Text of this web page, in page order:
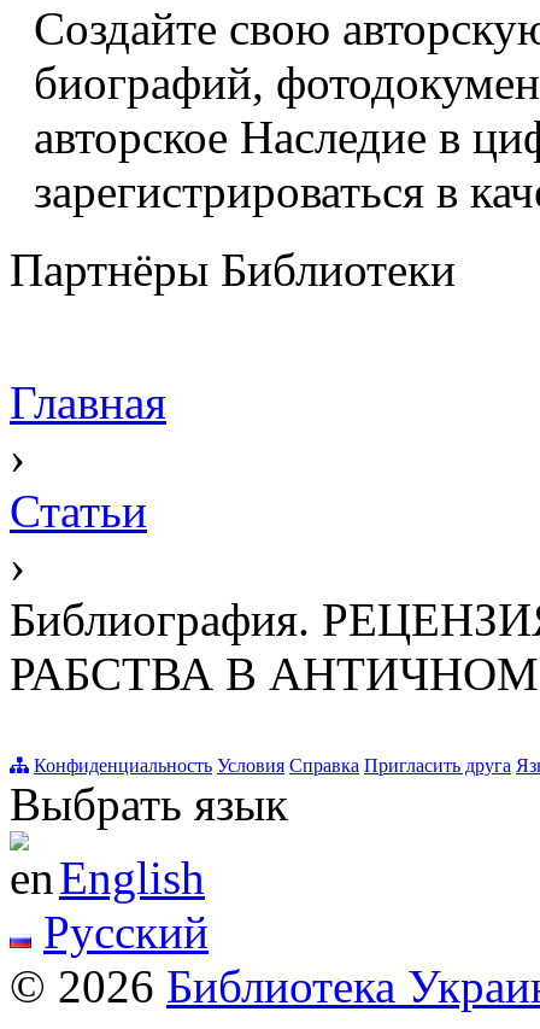
Создайте свою
биографий,
авторское Наследие в
зарегистрироваться в
Партнёры Библиотеки
Главная
›
Статьи
›
Библиография.
РАБСТВА В
Конфиденциальность Условия Справка Пригласить друга
Выбрать язык
English
Русский
© 2026 Библиотека